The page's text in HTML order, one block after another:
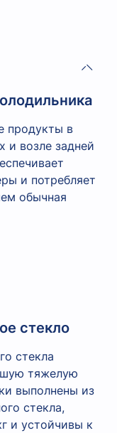
продукты в
и возле задней
и потребляет
обычная
стекло
стекла
тяжелую
выполнены из
стекла,
и устойчивы к